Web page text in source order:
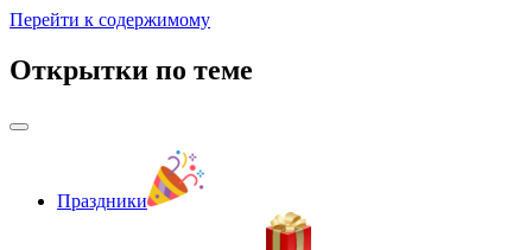
Перейти к содержимому
Открытки по теме
Праздники